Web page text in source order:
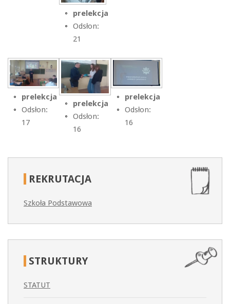
prelekcja
Odsłon:
21
prelekcja
Odsłon:
17
prelekcja
Odsłon:
16
prelekcja
Odsłon:
16
REKRUTACJA
Szkoła Podstawowa
STRUKTURY
STATUT